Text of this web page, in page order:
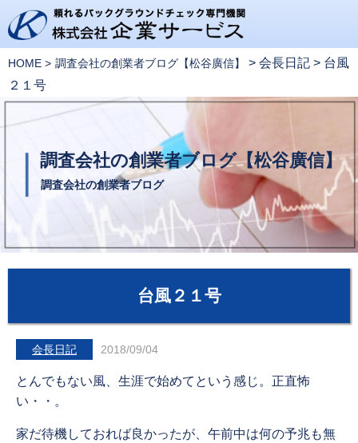
HOME 調査会社の創業者ブログ【松谷廣信】 > 会長日記 > 台風
２１号
調査会社の創業者ブログ【松谷廣信】
調査会社の創業者ブログ
台風２１号
会長日記 2018/09/04
とんでもない風、生涯で始めてという感じ。正直怖
い・・。
家だ待機しておれば良かったが、午前中は何の予兆も無